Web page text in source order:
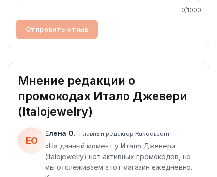
0/1000
Отправить отзыв
Мнение редакции о
промокодах Итало Джевери
(Italojewelry)
ЕО
Елена О. Главный редактор Rukodi.com
«На данный момент у Итало Джевери
(Italojewelry) нет активных промокодов, но
мы отслеживаем этот магазин ежедневно.